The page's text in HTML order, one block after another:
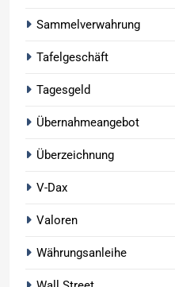
Sammelverwahrung
Tafelgeschäft
Tagesgeld
Übernahmeangebot
Überzeichnung
V-Dax
Valoren
Währungsanleihe